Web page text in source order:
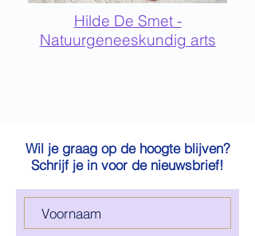
Hilde De Smet -
Natuurgeneeskundig arts
Wil je graag op de hoogte blijven?
Schrijf je in voor de nieuwsbrief!